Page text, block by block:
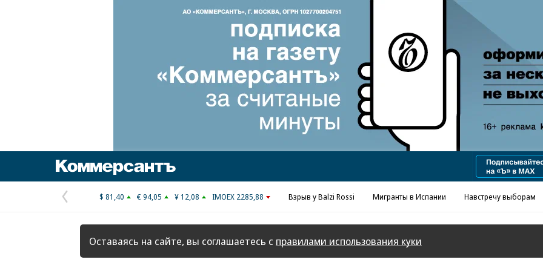
Реклама в «Ъ» www.kommersant.ru/ad
Предыдущая
страница
$ 81,40 € 94,05 ¥ 12,08 IMOEX 2285,88 Взрыв у Balzi Rossi Мигранты в Испании Навстречу выборам
Оставаясь на сайте, вы соглашаетесь с правилами использования куки